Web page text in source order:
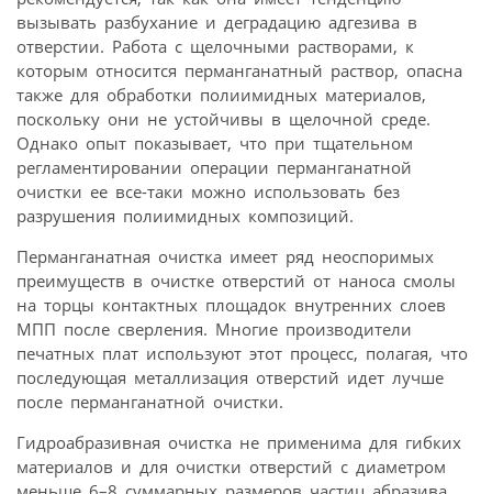
вызывать разбухание и деградацию адгезива в
отверстии. Работа с щелочными растворами, к
которым относится перманганатный раствор, опасна
также для обработки полиимидных материалов,
поскольку они не устойчивы в щелочной среде.
Однако опыт показывает, что при тщательном
регламентировании операции перманганатной
очистки ее все-таки можно использовать без
разрушения полиимидных композиций.
Перманганатная очистка имеет ряд неоспоримых
преимуществ в очистке отверстий от наноса смолы
на торцы контактных площадок внутренних слоев
МПП после сверления. Многие производители
печатных плат используют этот процесс, полагая, что
последующая металлизация отверстий идет лучше
после перманганатной очистки.
Гидроабразивная очистка не применима для гибких
материалов и для очистки отверстий с диаметром